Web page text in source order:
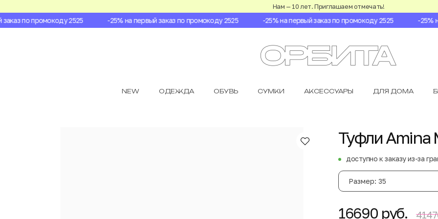
Нам — 10 лет. Приглашаем отмечать!
по промокоду 2525 -25% на первый заказ по промокоду 2525 -25% на первый заказ по промокоду 2525 -25%
NEW ОДЕЖДА ОБУВЬ СУМКИ АКСЕССУАРЫ ДЛЯ ДОМА
Туфли Amina
доступно к заказу из-за
Размер: 35
16690 руб.